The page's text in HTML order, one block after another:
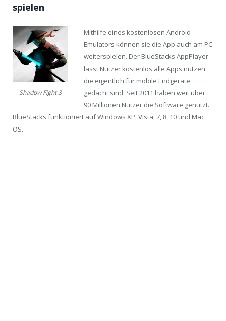
spielen
Shadow Fight 3
Mithilfe eines kostenlosen Android-
Emulators können sie die App auch am PC
weiterspielen. Der BlueStacks AppPlayer
lässt Nutzer kostenlos alle Apps nutzen
die eigentlich für mobile Endgeräte
gedacht sind. Seit 2011 haben weit über
90 Millionen Nutzer die Software genutzt.
BlueStacks funktioniert auf Windows XP, Vista, 7, 8, 10 und Mac
OS.